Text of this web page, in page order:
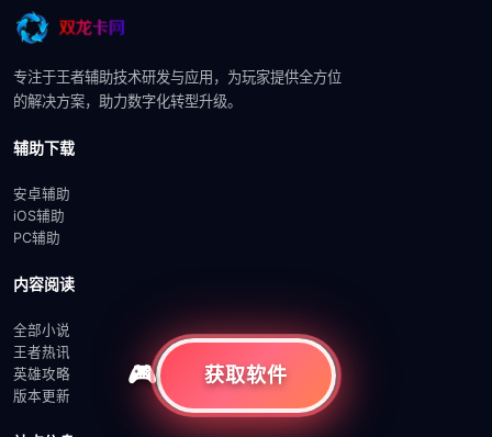
专注于王者辅助技术研发与应用，为玩家提供全方位
的解决方案，助力数字化转型升级。
辅助下载
安卓辅助
iOS辅助
PC辅助
内容阅读
全部小说
王者热讯
英雄攻略
版本更新
获取软件